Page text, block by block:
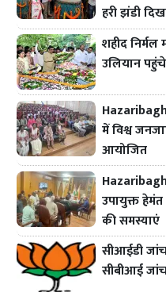
हरी झंडी
शहीद
उलियान
Hazaribagh
में विश्व
आयोजित
उपायुक्त
की समस्याएं
सीआईडी
सीबीआई